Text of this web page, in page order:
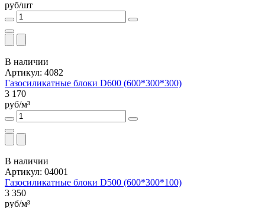
руб/шт
В наличии
Артикул: 4082
Газосиликатные блоки D600 (600*300*300)
3 170
руб/м³
В наличии
Артикул: 04001
Газосиликатные блоки D500 (600*300*100)
3 350
руб/м³